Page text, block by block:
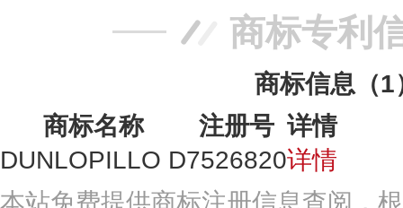
商标专利
商标信息（1
商标名称
注册号 详情
DUNLOPILLO D7526820详情
本站免费提供商标注册信息查阅，